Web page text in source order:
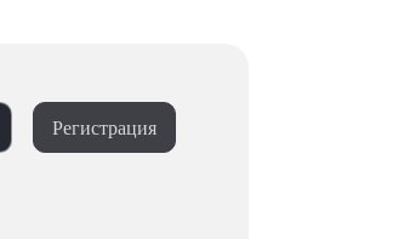
Регистрация